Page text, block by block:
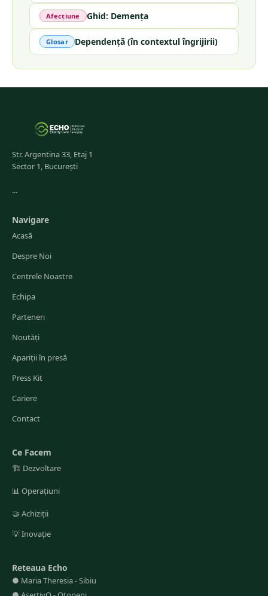
Afecțiune Ghid: Demența
Glosar Dependență (în contextul îngrijirii)
Str. Argentina 33, Etaj 1
Sector 1, București
...
Navigare
Acasă
Despre Noi
Centrele Noastre
Echipa
Parteneri
Noutăți
Apariții în presă
Press Kit
Cariere
Contact
Ce Facem
🏗️ Dezvoltare
📊 Operațiuni
🤝 Achiziții
💡Inovație
Reteaua Echo
● Maria Theresia-Sibiu